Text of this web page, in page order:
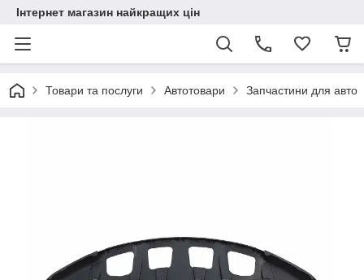
Інтернет магазин найкращих цін
Товари та послуги Автотовари Запчастини для авто